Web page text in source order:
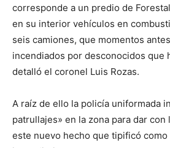
corresponde a un predio de
en su interior vehículos en
seis camiones, que momentos
incendiados por desconocidos que
detalló el coronel Luis Rozas.
A raíz de ello la policía uniformada
patrullajes» en la zona para dar
este nuevo hecho que tipificó como